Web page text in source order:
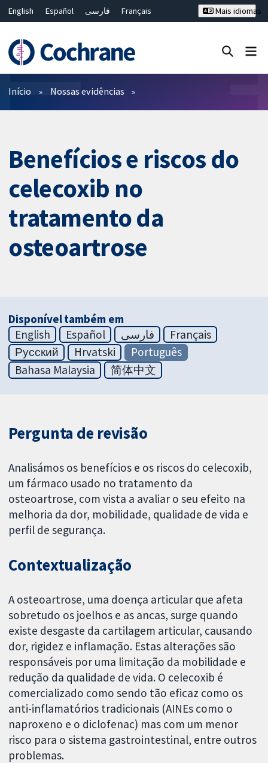
English Español فارسی
Français
Bahasa Malaysia
ไทย 繁體中文
Mais idiomas
Filtros
Início Nossas evidências
Benefícios e riscos do
celecoxib no
tratamento da
osteoartrose
Disponível também em
English
Español فارسی
Français
Русский
Hrvatski
Português
Bahasa Malaysia
简体中文
Pergunta de revisão
Analisámos os benefícios e os riscos do celecoxib,
um fármaco usado no tratamento da
osteoartrose, com vista a avaliar o seu efeito na
melhoria da dor, mobilidade, qualidade de vida e
perfil de segurança.
Contextualização
A osteoartrose, uma doença articular que afeta
sobretudo os joelhos e as ancas, surge quando
existe desgaste da cartilagem articular, causando
dor, rigidez e inflamação. Estas alterações são
responsáveis por uma limitação da mobilidade e
redução da qualidade de vida. O celecoxib é
comercializado como sendo tão eficaz como os
anti-inflamatórios tradicionais (AINEs como o
naproxeno e o diclofenac) mas com um menor
risco para o sistema gastrointestinal, entre outros
problemas.